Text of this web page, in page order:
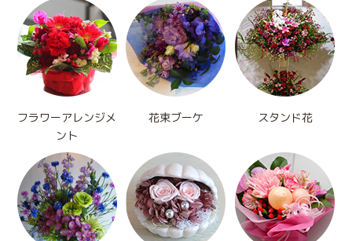
フラワーアレンジメ
ント
花束ブーケ スタンド花